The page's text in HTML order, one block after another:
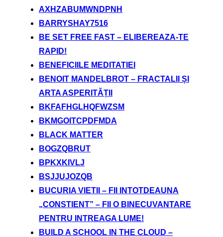
AXHZABUMWNDPNH
BARRYSHAY7516
BE SET FREE FAST – ELIBEREAZA-TE
RAPID!
BENEFICIILE MEDITATIEI
BENOIT MANDELBROT – FRACTALII ȘI
ARTA ASPERITĂȚII
BKFAFHGLHQFWZSM
BKMGOITCPDFMDA
BLACK MATTER
BOGZQBRUT
BPKXKIVLJ
BSJJUJOZQB
BUCURIA VIETII – FII INTOTDEAUNA
„CONSTIENT” – FII O BINECUVANTARE
PENTRU INTREAGA LUME!
BUILD A SCHOOL IN THE CLOUD –